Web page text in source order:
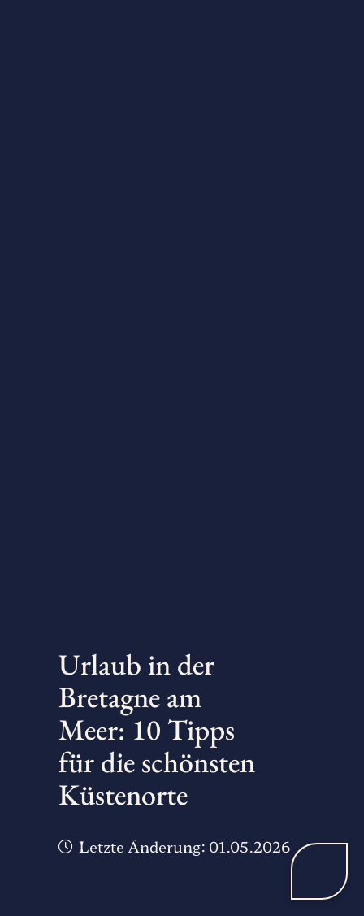
Urlaub in der
Bretagne am
Meer: 10 Tipps
für die schönsten
Küstenorte
Letzte Änderung: 01.05.2026